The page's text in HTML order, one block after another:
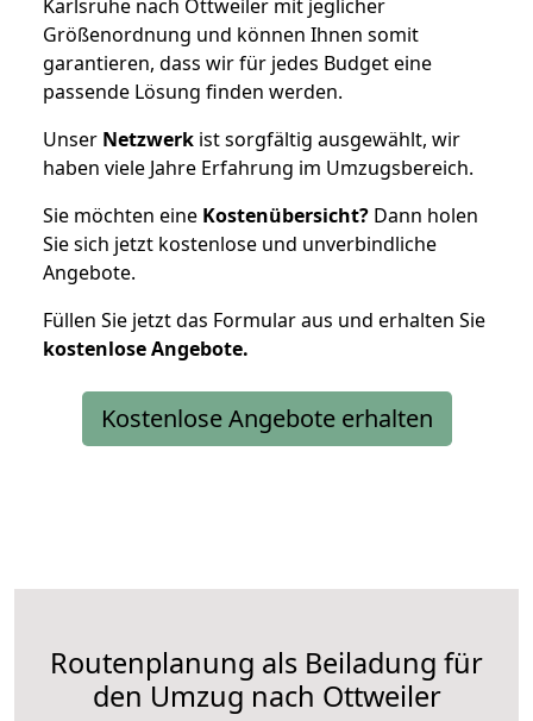
Karlsruhe nach Ottweiler mit jeglicher
Größenordnung und können Ihnen somit
garantieren, dass wir für jedes Budget eine
passende Lösung finden werden.
Unser Netzwerk ist sorgfältig ausgewählt, wir
haben viele Jahre Erfahrung im Umzugsbereich.
Sie möchten eine Kostenübersicht? Dann holen
Sie sich jetzt kostenlose und unverbindliche
Angebote.
Füllen Sie jetzt das Formular aus und erhalten Sie
kostenloseAngebote.
Kostenlose Angebote erhalten
Routenplanung als Beiladung für
den Umzug nach Ottweiler